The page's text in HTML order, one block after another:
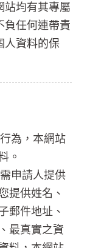
站均有其專屬
負任何連帶責
人資料的保
為，本網站
。
申請人提供
提供姓名、
郵件地址、
最真實之資